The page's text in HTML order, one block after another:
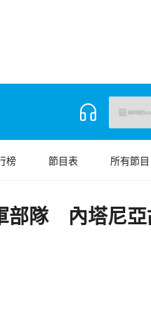
榜 節目表 所有節目
部隊 內塔尼亞